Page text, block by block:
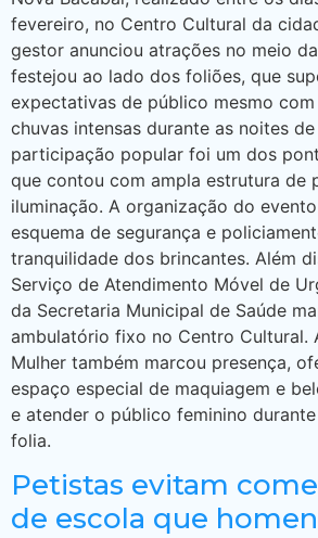
fevereiro, no Centro Cultural da
gestor anunciou atrações no meio
festejou ao lado dos foliões, que
expectativas de público mesmo
chuvas intensas durante as noites
participação popular foi um dos
que contou com ampla estrutura de
iluminação. A organização do
esquema de segurança e
tranquilidade dos brincantes. Além
Serviço de Atendimento Móvel de
da Secretaria Municipal de Saúde
ambulatório fixo no Centro Cultural.
Mulher também marcou presença,
espaço especial de maquiagem e
e atender o público feminino
folia.
Petistas evitam
de escola que